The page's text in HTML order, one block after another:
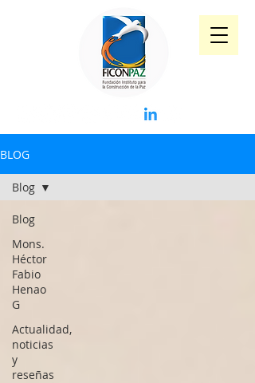
BLOG
Blog
Mons.
Héctor
Fabio
Henao
G
Actualidad,
noticias
y
reseñas
Blog